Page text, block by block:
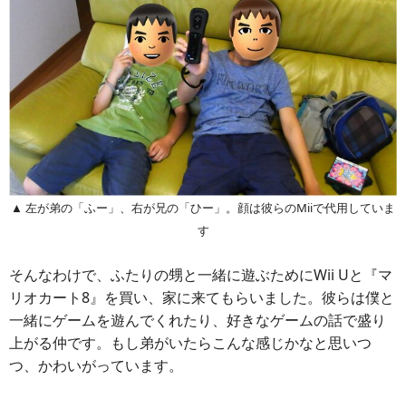
▲ 左が弟の「ふー」、右が兄の「ひー」。顔は彼らのMiiで代用していま
す
そんなわけで、ふたりの甥と一緒に遊ぶためにWii Uと『マ
リオカート8』を買い、家に来てもらいました。彼らは僕と
一緒にゲームを遊んでくれたり、好きなゲームの話で盛り
上がる仲です。もし弟がいたらこんな感じかなと思いつ
つ、かわいがっています。